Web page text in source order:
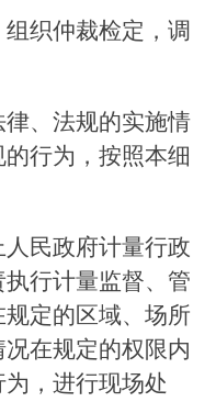
组织仲裁检定，调
律、法规的实施情
行为，按照本细
民政府计量行政
行计量监督、管
定的区域、场所
在规定的权限内
，进行现场处